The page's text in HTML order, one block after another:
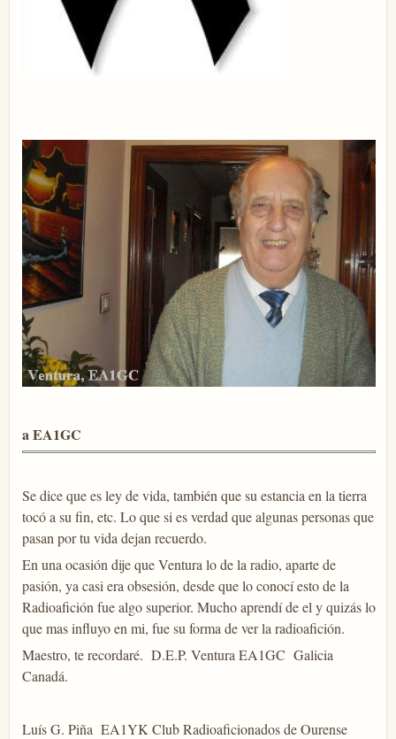
a EA1GC
Se dice que es ley de vida, también que su estancia en la tierra
tocó a su fin, etc. Lo que si es verdad que algunas personas que
pasan por tu vida dejan recuerdo.
En una ocasión dije que Ventura lo de la radio, aparte de
pasión, ya casi era obsesión, desde que lo conocí esto de la
Radioafición fue algo superior. Mucho aprendí de el y quizás lo
que mas influyo en mi, fue su forma de ver la radioafición.
Maestro, te recordaré. D.E.P. Ventura EA1GC Galicia
Canadá.
Luís G. Piña EA1YK Club Radioaficionados de Ourense